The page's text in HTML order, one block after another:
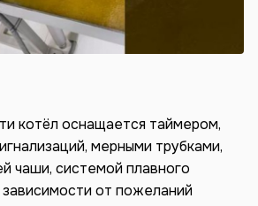
котёл оснащается таймером,
мерными трубками,
чаши, системой плавного
зависимости от пожеланий